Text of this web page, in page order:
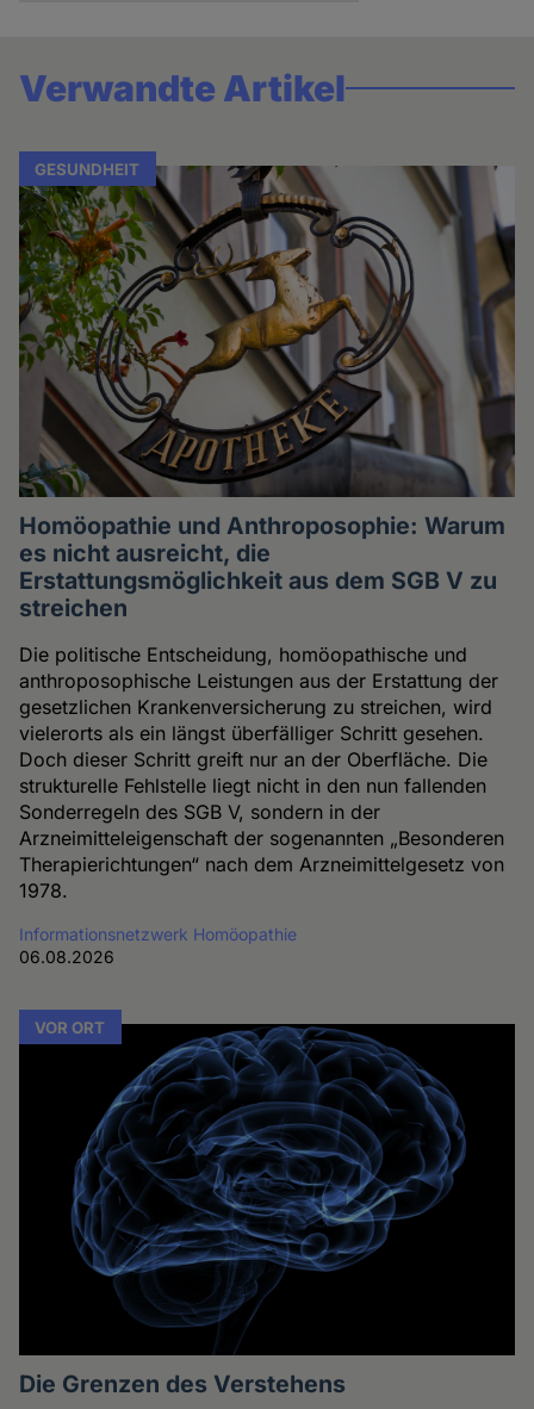
Verwandte Artikel
GESUNDHEIT
Homöopathie und Anthroposophie: Warum
es nicht ausreicht, die
Erstattungsmöglichkeit aus dem SGB V zu
streichen
Die politische Entscheidung, homöopathische und
anthroposophische Leistungen aus der Erstattung der
gesetzlichen Krankenversicherung zu streichen, wird
vielerorts als ein längst überfälliger Schritt gesehen.
Doch dieser Schritt greift nur an der Oberfläche. Die
strukturelle Fehlstelle liegt nicht in den nun fallenden
Sonderregeln des SGB V, sondern in der
Arzneimitteleigenschaft der sogenannten „Besonderen
Therapierichtungen“ nach dem Arzneimittelgesetz von
1978.
Informationsnetzwerk Homöopathie
06.08.2026
VOR ORT
Die Grenzen des Verstehens